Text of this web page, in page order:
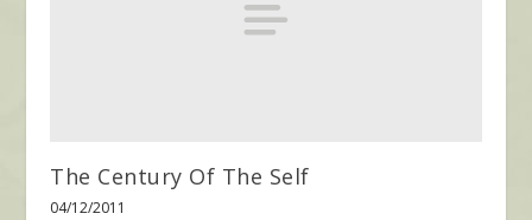
The Century Of The Self
04/12/2011